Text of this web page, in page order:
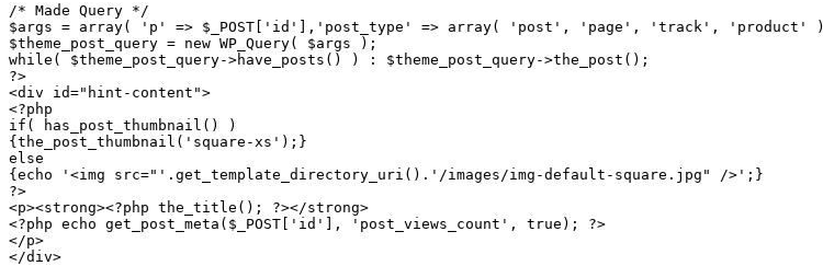
/* Made Query */
$args = array( 'p' => $_POST['id'],'post_type' => array( 'post', 'page', 'track', 'product'
$theme_post_query = new WP_Query( $args );
while( $theme_post_query->have_posts() ) : $theme_post_query->the_post();
?>
<div id="hint-content">
<?php
if( has_post_thumbnail() )
{the_post_thumbnail('square-xs');}
else
{echo '<img src="'.get_template_directory_uri().'/images/img-default-square.jpg" />';}
?>
<p><strong><?php the_title(); ?></strong>
<?php echo get_post_meta($_POST['id'], 'post_views_count', true); ?>
</p>
</div>